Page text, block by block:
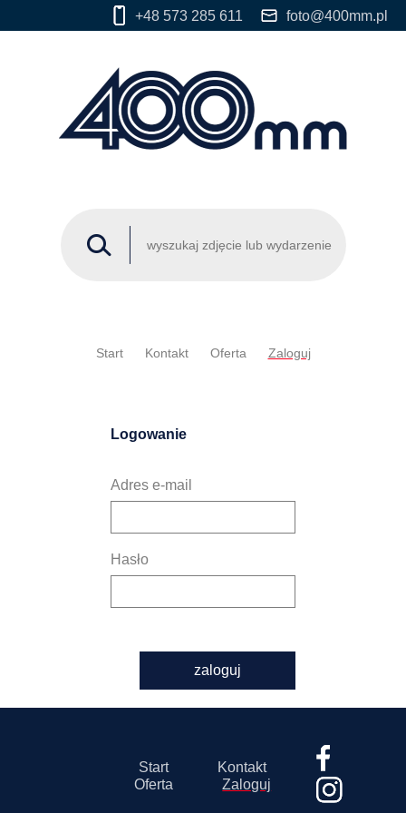
+48 573 285 611 foto@400mm.pl
Start Kontakt Oferta Zaloguj
Logowanie
Adres e-mail
Hasło
zaloguj
Start
Kontakt
Oferta
Zaloguj